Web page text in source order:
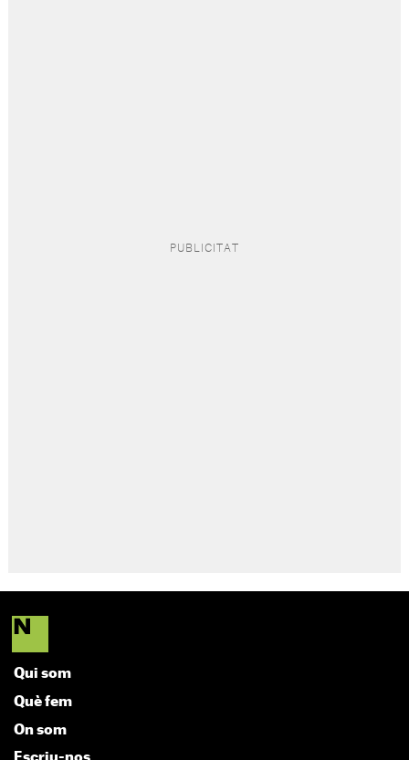
Qui som
Què fem
On som